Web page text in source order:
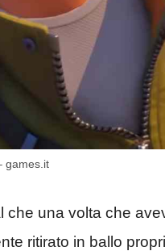
games.it
una volta che
ritirato in ballo